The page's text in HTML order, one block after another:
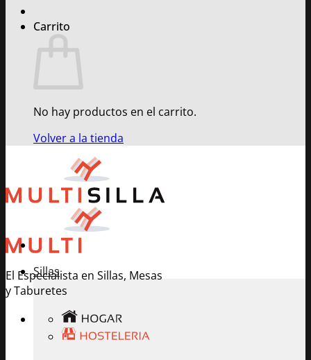
Carrito
No hay productos en el carrito.
Volver a la tienda
El Especialista en Sillas, Mesas
y Taburetes
Sillas